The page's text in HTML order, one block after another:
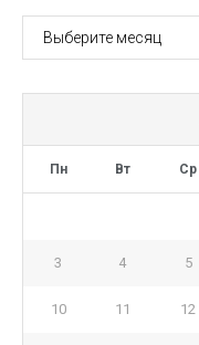
АРХИВ
Пн Вт Ср
3 4 5
10 11 12